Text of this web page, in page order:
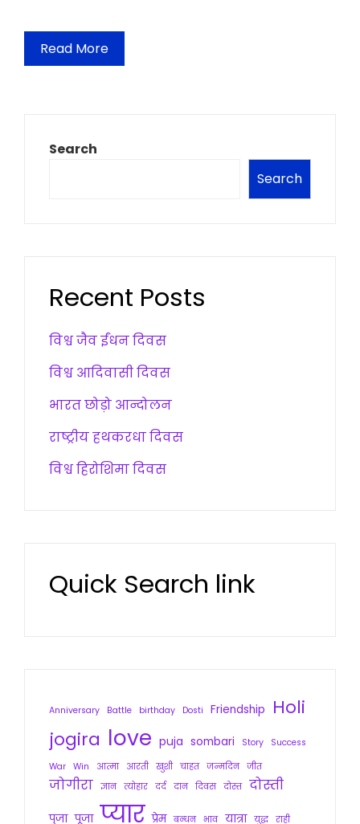
Read More
Search
Search
Recent Posts
विश्व जैव ईंधन दिवस
विश्व आदिवासी दिवस
भारत छोड़ो आन्दोलन
राष्ट्रीय हथकरधा दिवस
विश्व हिरोशिमा दिवस
Quick Search link
Anniversary Battle birthday Dosti Friendship
Holi
jogira love puja sombari Story
Success
War Win आत्मा आरती खुशी चाहत जन्मदिन जीत
जोगीरा ज्ञान त्योहार दर्द दान दिवस दोस्त दोस्ती
पुजा पूजा प्यार प्रेम बन्धन भाव यात्रा युद्ध राही